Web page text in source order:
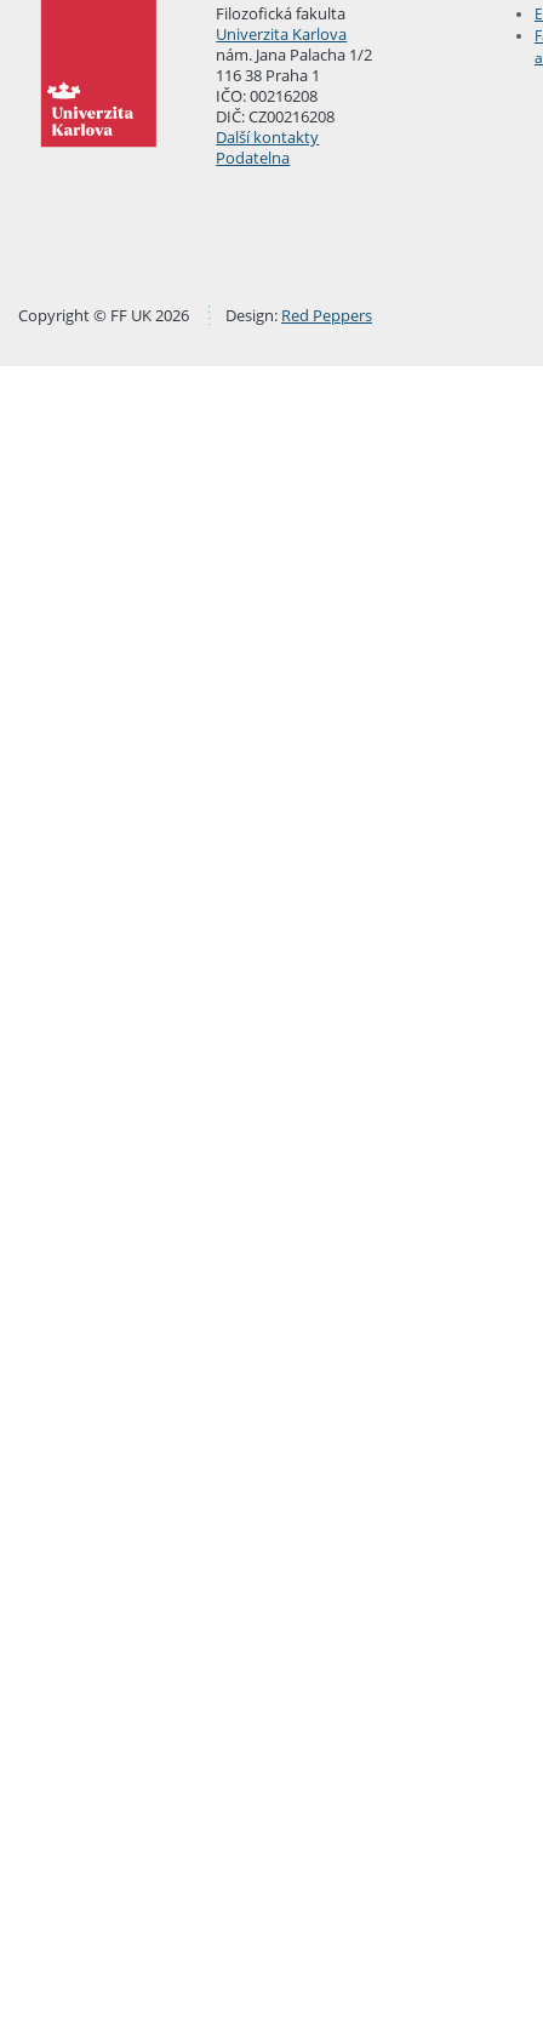
Filozofická fakulta
Univerzita Karlova
nám. Jana Palacha 1/2
116 38 Praha 1
IČO: 00216208
DIČ: CZ00216208
Další kontakty
Podatelna
Copyright © FF UK 2026 Design: Red Peppers